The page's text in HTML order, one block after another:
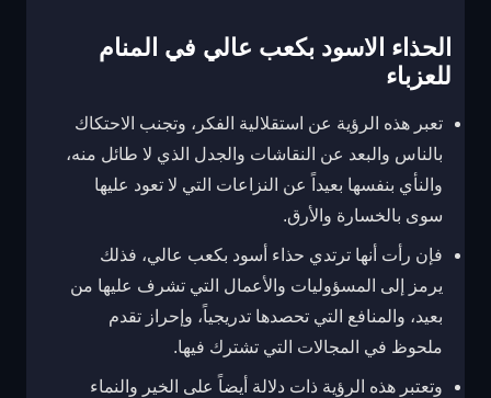
الحذاء الاسود بكعب عالي في المنام
للعزباء
تعبر هذه الرؤية عن استقلالية الفكر، وتجنب الاحتكاك
بالناس والبعد عن النقاشات والجدل الذي لا طائل منه،
والنأي بنفسها بعيداً عن النزاعات التي لا تعود عليها
سوى بالخسارة والأرق.
فإن رأت أنها ترتدي حذاء أسود بكعب عالي، فذلك
يرمز إلى المسؤوليات والأعمال التي تشرف عليها من
بعيد، والمنافع التي تحصدها تدريجياً، وإحراز تقدم
ملحوظ في المجالات التي تشترك فيها.
وتعتبر هذه الرؤية ذات دلالة أيضاً على الخير والنماء